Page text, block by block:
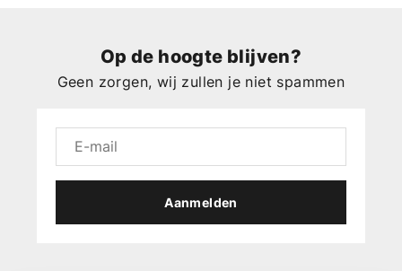
Op de hoogte blijven?
Geen zorgen, wij zullen je niet spammen
Aanmelden